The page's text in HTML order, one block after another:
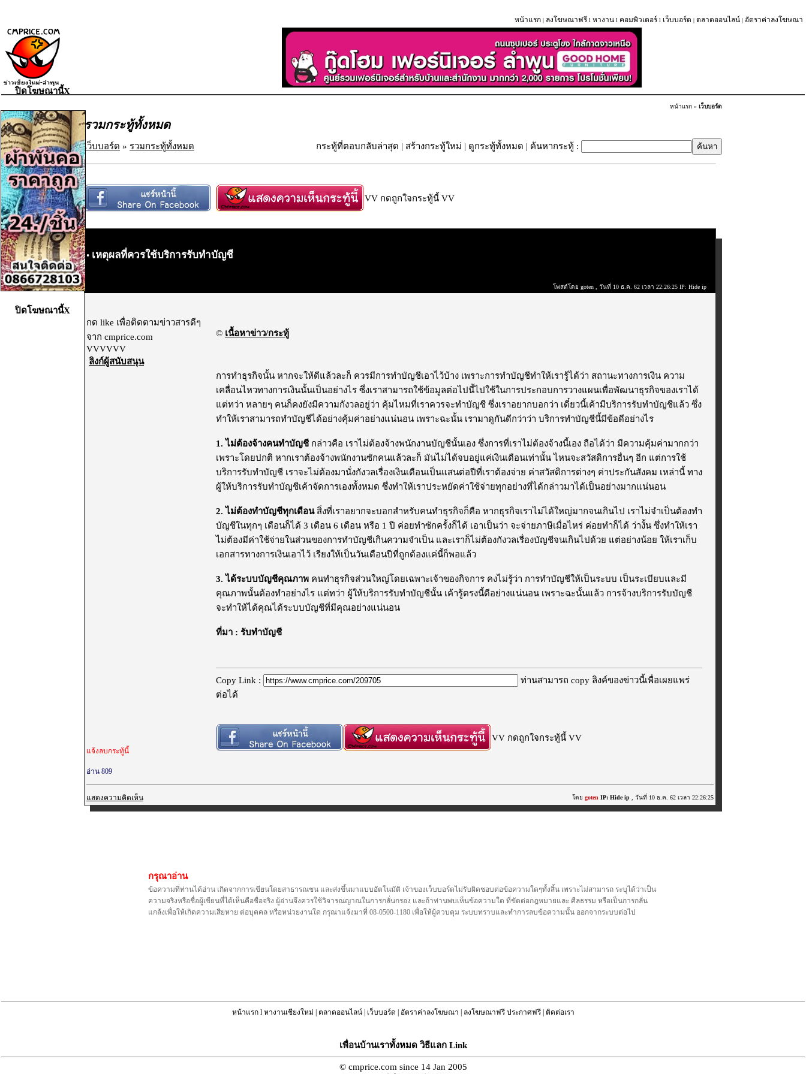
หน้าแรก | ลงโฆษณาฟรี l หางาน l คอมพิวเตอร์ l เว็บบอร์ด | ตลาดออนไลน์ | อัตราค่าลงโฆษณา
หน้าแรก » เว็บบอร์ด
รวมกระทู้ทั้งหมด
เว็บบอร์ด » รวมกระทู้ทั้งหมด กระทู้ที่ตอบกลับล่าสุด | สร้างกระทู้ใหม่ | ดูกระทู้ทั้งหมด | ค้นหากระทู้ :
VV กดถูกใจกระทู้นี้ VV
• เหตุผลที่ควรใช้บริการรับทำบัญชี
โพสต์โดย goten , วันที่ 10 ธ.ค. 62 เวลา 22:26:25 IP: Hide ip
กด like เพื่อติดตามข่าวสารดีๆ
จาก cmprice.com
VVVVVV
ลิงก์ผู้สนับสนุน
© เนื้อหาข่าว/กระทู้
การทำธุรกิจนั้น หากจะให้ดีแล้วละก็ ควรมีการทำบัญชีเอาไว้บ้าง เพราะการทำบัญชีทำให้เรารู้ได้ว่า สถานะทางการเงิน ความ
เคลื่อนไหวทางการเงินนั้นเป็นอย่างไร ซึ่งเราสามารถใช้ข้อมูลต่อไปนี้ไปใช้ในการประกอบการวางแผนเพื่อพัฒนาธุรกิจของเราได้
แต่ทว่า หลายๆ คนก็คงยังมีความกังวลอยู่ว่า คุ้มไหมที่เราควรจะทำบัญชี ซึ่งเราอยากบอกว่า เดี๋ยวนี้เค้ามีบริการรับทำบัญชีแล้ว ซึ่ง
ทำให้เราสามารถทำบัญชีได้อย่างคุ้มค่าอย่างแน่นอน เพราะฉะนั้น เรามาดูกันดีกว่าว่า บริการทำบัญชีนี้มีข้อดีอย่างไร
1. ไม่ต้องจ้างคนทำบัญชีกล่าวคือ เราไม่ต้องจ้างพนักงานบัญชีนั้นเอง ซึ่งการที่เราไม่ต้องจ้างนี้เอง ถือได้ว่า มีความคุ้มค่ามากกว่า
เพราะโดยปกติ หากเราต้องจ้างพนักงานซักคนแล้วละก็ มันไม่ได้จบอยู่แค่เงินเดือนเท่านั้น ไหนจะสวัสดิการอื่นๆ อีก แต่การใช้
บริการรับทำบัญชี เราจะไม่ต้องมานั่งกังวลเรื่องเงินเดือนเป็นแสนต่อปีที่เราต้องจ่าย ค่าสวัสดิการต่างๆ ค่าประกันสังคม เหล่านี้ ทาง
ผู้ให้บริการรับทำบัญชีเค้าจัดการเองทั้งหมด ซึ่งทำให้เราประหยัดค่าใช้จ่ายทุกอย่างที่ได้กล่าวมาได้เป็นอย่างมากแน่นอน
2. ไม่ต้องทำบัญชีทุกเดือนสิ่งที่เราอยากจะบอกสำหรับคนทำธุรกิจก็คือ หากธุรกิจเราไม่ได้ใหญ่มากจนเกินไป เราไม่จำเป็นต้องทำ
บัญชีในทุกๆ เดือนก็ได้ 3 เดือน 6 เดือน หรือ 1 ปี ค่อยทำซักครั้งก็ได้ เอาเป็นว่า จะจ่ายภาษีเมื่อไหร่ ค่อยทำก็ได้ ว่างั้น ซึ่งทำให้เรา
ไม่ต้องมีค่าใช้จ่ายในส่วนของการทำบัญชีเกินความจำเป็น และเราก็ไม่ต้องกังวลเรื่องบัญชีจนเกินไปด้วย แต่อย่างน้อย ให้เราเก็บ
เอกสารทางการเงินเอาไว้ เรียงให้เป็นวันเดือนปีที่ถูกต้องแค่นี้ก็พอแล้ว
3. ได้ระบบบัญชีคุณภาพ คนทำธุรกิจส่วนใหญ่โดยเฉพาะเจ้าของกิจการ คงไม่รู้ว่า การทำบัญชีให้เป็นระบบ เป็นระเบียบและมี
คุณภาพนั้นต้องทำอย่างไร แต่ทว่า ผู้ให้บริการรับทำบัญชีนั้น เค้ารู้ตรงนี้ดีอย่างแน่นอน เพราะฉะนั้นแล้ว การจ้างบริการรับบัญชี
จะทำให้ได้คุณได้ระบบบัญชีที่มีคุณอย่างแน่นอน
ที่มา : รับทำบัญชี
Copy Link :
ท่านสามารถ copy ลิงค์ของข่าวนี้เพื่อเผยแพร่
ต่อได้
VV กดถูกใจกระทู้นี้ VV
แจ้งลบกระทู้นี้
อ่าน 809
แสดงความคิดเห็น โดย goten IP: Hide ip , วันที่ 10 ธ.ค. 62 เวลา 22:26:25
กรุณาอ่าน
ข้อความที่ท่านได้อ่าน เกิดจากการเขียนโดยสาธารณชน และส่งขึ้นมาแบบอัตโนมัติ เจ้าของเว็บบอร์ดไม่รับผิดชอบต่อข้อความใดๆทั้งสิ้น เพราะไม่สามารถ ระบุได้ว่าเป็น
ความจริงหรือชื่อผู้เขียนที่ได้เห็นคือชื่อจริง ผู้อ่านจึงควรใช้วิจารณญาณในการกลั่นกรอง และถ้าท่านพบเห็นข้อความใด ที่ขัดต่อกฎหมายและ ศีลธรรม หรือเป็นการกลั่น
แกล้งเพื่อให้เกิดความเสียหาย ต่อบุคคล หรือหน่วยงานใด กรุณาแจ้งมาที่ 08-0500-1180 เพื่อให้ผู้ควบคุม ระบบทราบและทำการลบข้อความนั้น ออกจากระบบต่อไป
ปิดโฆษณานี้X
ปิดโฆษณานี้X
หน้าแรกl หางานเชียงใหม่ | ตลาดออนไลน์| เว็บบอร์ด | อัตราค่าลงโฆษณา | ลงโฆษณาฟรี ประกาศฟรี| ติดต่อเรา
เพื่อนบ้านเราทั้งหมด วิธีแลก Link
© cmprice.com since 14 Jan 2005